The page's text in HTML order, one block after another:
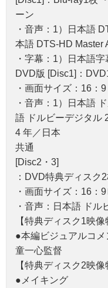
ーン
・音声：1）日本語
本語 DTS-HD Master
・字幕：1）日本語
DVD版 [Disc1]：
・画面サイズ：16：
・音声：1）日本語
語 ドルビーデジタル
4 年／日本
共通
[Disc2・3]
：DVD特典ディスク
・画面サイズ：16：
・音声：日本語 ドル
【特典ディスク1映像
●本編ビジュアルコ
童一心監督
【特典ディスク2映像
●メイキング